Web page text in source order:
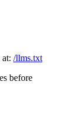
/llms.txt
before